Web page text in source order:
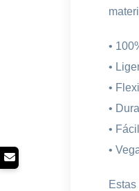
•
•
•
•
•
•